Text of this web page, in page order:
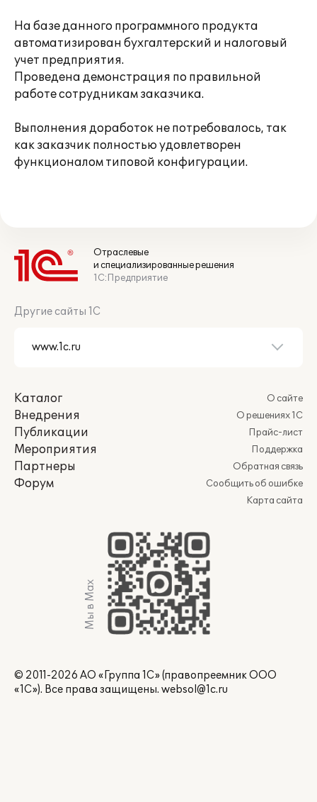
На базе данного программного продукта
автоматизирован бухгалтерский и налоговый
учет предприятия.
Проведена демонстрация по правильной
работе сотрудникам заказчика.
Выполнения доработок не потребовалось, так
как заказчик полностью удовлетворен
функционалом типовой конфигурации.
Отраслевые
и специализированные решения
1С:Предприятие
Другие сайты 1С
Каталог
Внедрения
Публикации
Мероприятия
Партнеры
Форум
О сайте
О решениях 1С
Прайс-лист
Поддержка
Обратная связь
Сообщить об ошибке
Карта сайта
Мы в Max
© 2011-2026 АО «Группа 1С» (правопреемник ООО
«1С»). Все права защищены. websol@1c.ru